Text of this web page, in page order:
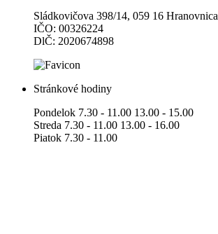
Sládkovičova 398/14, 059 16 Hranovnica
IČO: 00326224
DlČ: 2020674898
Stránkové hodiny
Pondelok 7.30 - 11.00 13.00 - 15.00
Streda 7.30 - 11.00 13.00 - 16.00
Piatok 7.30 - 11.00